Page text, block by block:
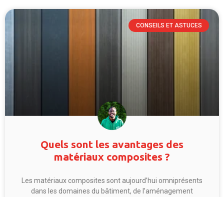
CONSEILS ET ASTUCES
Quels sont les avantages des
matériaux composites ?
Les matériaux composites sont aujourd’hui omniprésents
dans les domaines du bâtiment, de l’aménagement